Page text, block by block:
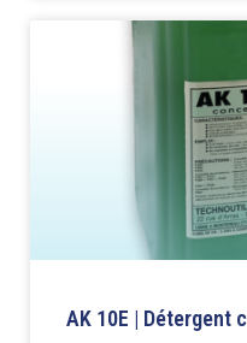
AK 10E | Détergent